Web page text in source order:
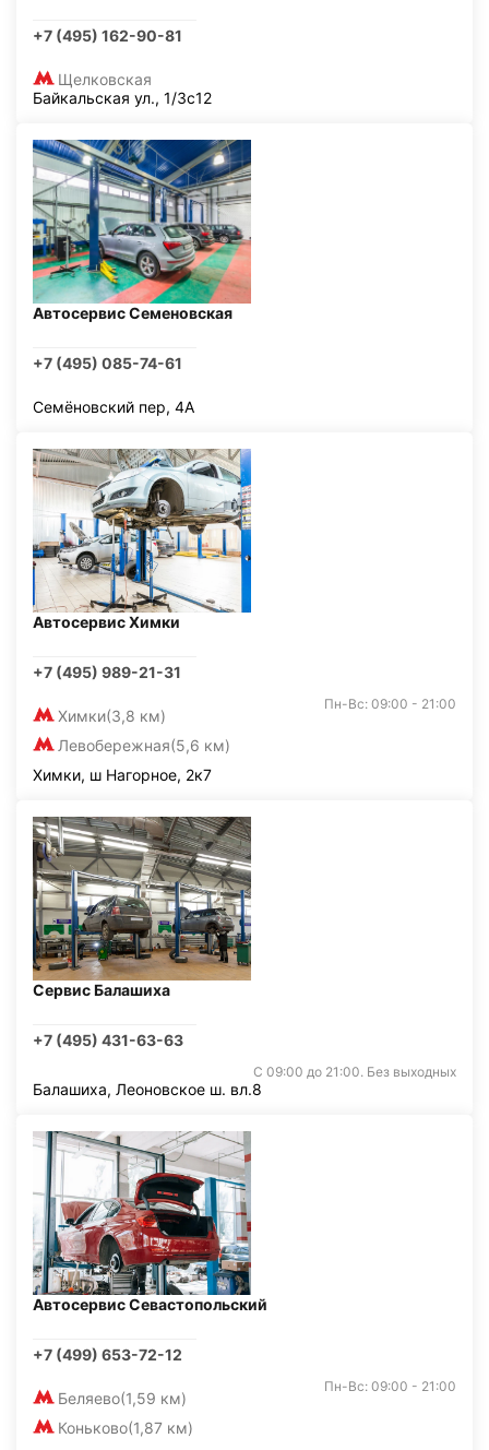
+7 (495) 162-90-81
Щелковская
Байкальская ул., 1/3с12
Автосервис Семеновская
+7 (495) 085-74-61
Семёновский пер, 4А
Автосервис Химки
+7 (495) 989-21-31
Химки(3,8 км)
Левобережная(5,6 км)
Пн-Вс: 09:00 - 21:00
Химки, ш Нагорное, 2к7
Сервис Балашиха
+7 (495) 431-63-63
С 09:00 до 21:00. Без выходных
Балашиха, Леоновское ш. вл.8
Автосервис Севастопольский
+7 (499) 653-72-12
Беляево(1,59 км)
Коньково(1,87 км)
Пн-Вс: 09:00 - 21:00